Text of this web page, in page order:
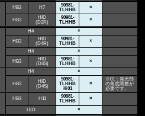
HB3 H7
90981-
TLHHB
×
HB3
HID
(D2R)
90981-
TLHHB
×
H4
×
HB3
HID
(D4R)
90981-
TLHHB
×
H4
×
HB3
HID
(D4S)
90981-
TLHHB
×
H4 ×
HB3
HID
(D4S)
90981-
TLHHB
※01
×
※01：発光部
の角度調整が
必要です。
HB3 H11
90981-
TLHHB
×
LED ×